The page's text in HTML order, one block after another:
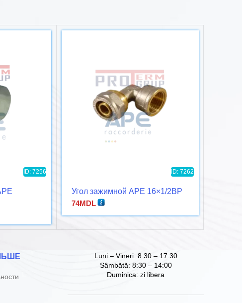
ID: 7256 ID: 7262
Угол зажимной APE 16×1/2ВР
74MDL
Luni – Vineri: 8:30 – 17:30
Sâmbătă: 8:30 – 14:00
Duminica: zi libera